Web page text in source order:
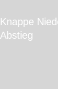
Knappe
Abstieg